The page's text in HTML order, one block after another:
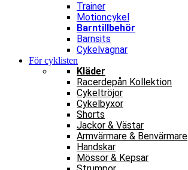
Trainer
Motioncykel
Barntillbehör
Barnsits
Cykelvagnar
För cyklisten
Kläder
Racerdepån Kollektion
Cykeltröjor
Cykelbyxor
Shorts
Jackor & Västar
Armvärmare & Benvärmare
Handskar
Mössor & Kepsar